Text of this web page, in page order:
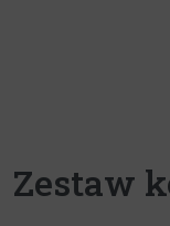
Zestaw